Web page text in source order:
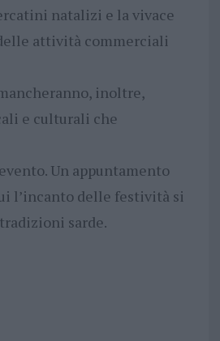
natalizi e la vivace
attività commerciali
inoltre,
e culturali che
Un appuntamento
l’incanto delle festività si
sarde.